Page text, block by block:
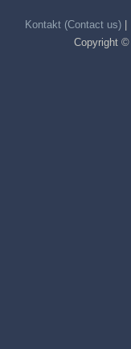
Kontakt (Contact us)|
Copyright ©